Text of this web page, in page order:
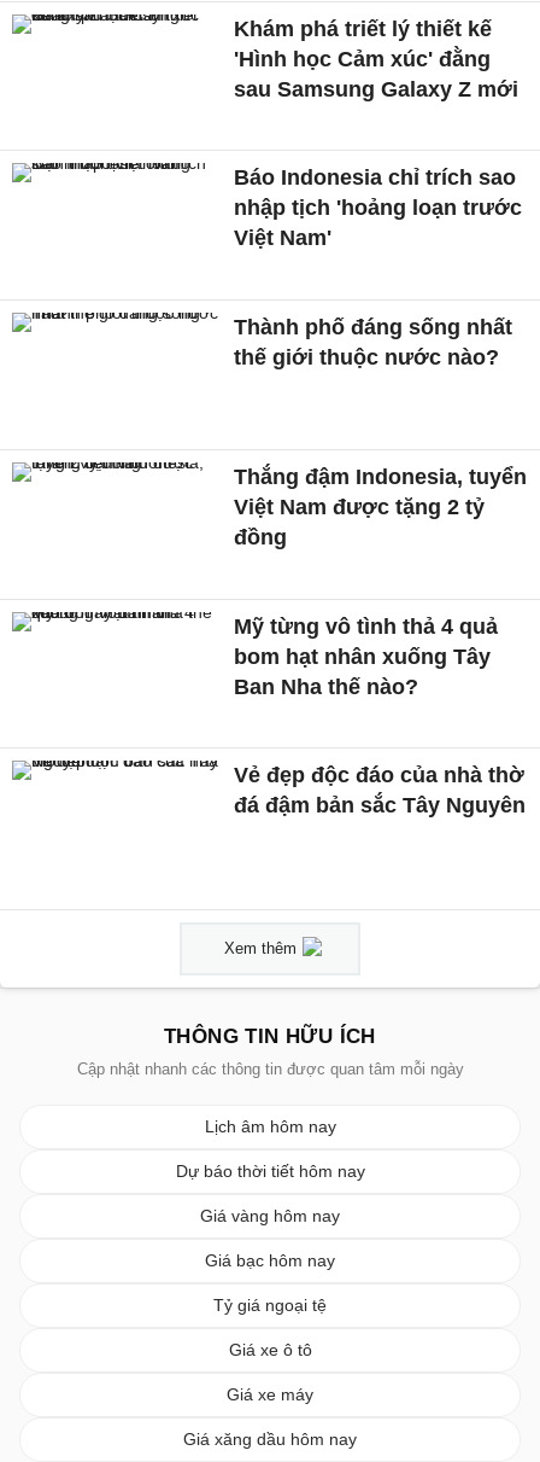
Khám phá triết lý thiết kế
'Hình học Cảm xúc' đằng
sau Samsung Galaxy Z mới
Báo Indonesia chỉ trích sao
nhập tịch 'hoảng loạn trước
Việt Nam'
Thành phố đáng sống nhất
thế giới thuộc nước nào?
Thắng đậm Indonesia, tuyển
Việt Nam được tặng 2 tỷ
đồng
Mỹ từng vô tình thả 4 quả
bom hạt nhân xuống Tây
Ban Nha thế nào?
Vẻ đẹp độc đáo của nhà thờ
đá đậm bản sắc Tây Nguyên
Xem thêm
THÔNG TIN HỮU ÍCH
Cập nhật nhanh các thông tin được quan tâm mỗi ngày
Lịch âm hôm nay
Dự báo thời tiết hôm nay
Giá vàng hôm nay
Giá bạc hôm nay
Tỷ giá ngoại tệ
Giá xe ô tô
Giá xe máy
Giá xăng dầu hôm nay